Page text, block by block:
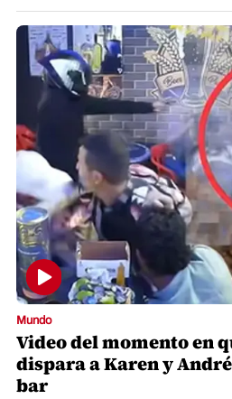
Mundo
Video del momento en
dispara a Karen y
bar